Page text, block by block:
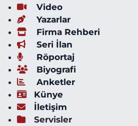
Video
Yazarlar
Firma Rehberi
Seri İlan
Röportaj
Biyografi
Anketler
Künye
İletişim
Servisler